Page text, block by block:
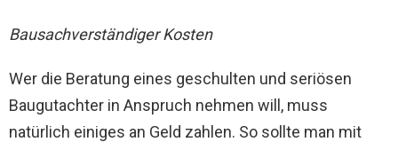
Bausachverständiger Kosten
Wer die Beratung eines geschulten und seriösen
Baugutachter in Anspruch nehmen will, muss
natürlich einiges an Geld zahlen. So sollte man mit